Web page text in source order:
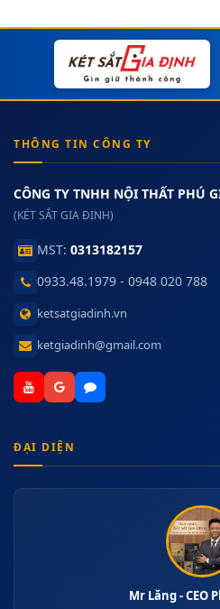
THÔNG TIN CÔNG TY
CÔNG TY TNHH NỘI THẤT PHÚ
(KÉT SẮT GIA ĐỊNH)
MST: 0313182157
0933.48.1979 - 0948 020 788
ketsatgiadinh.vn
ketgiadinh@gmail.com
ĐẠI DIỆN
Mr Lăng - CEO